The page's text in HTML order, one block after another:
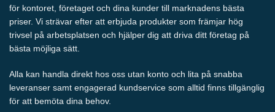
för kontoret, företaget och dina kunder till marknadens bästa
priser. Vi strävar efter att erbjuda produkter som främjar hög
trivsel på arbetsplatsen och hjälper dig att driva ditt företag på
bästa möjliga sätt.
Alla kan handla direkt hos oss utan konto och lita på snabba
leveranser samt engagerad kundservice som alltid finns tillgänglig
för att bemöta dina behov.